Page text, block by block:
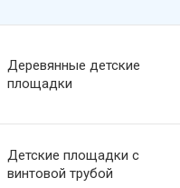
Деревянные детские
площадки
Детские площадки с
винтовой трубой